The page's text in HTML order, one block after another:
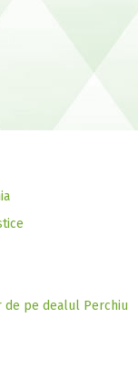
de pe dealul Perchiu